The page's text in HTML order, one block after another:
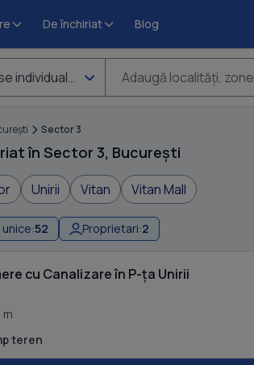
De închiriat Blog
individuale Adaugă localități, zone
Sector 3
în Sector 3, București
Unirii Vitan Vitan Mall
52 Proprietari:2
cu Canalizare în P-ța Unirii
m
teren